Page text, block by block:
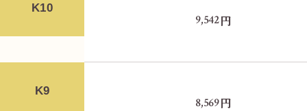
K10
9,542円
K9
8,569円